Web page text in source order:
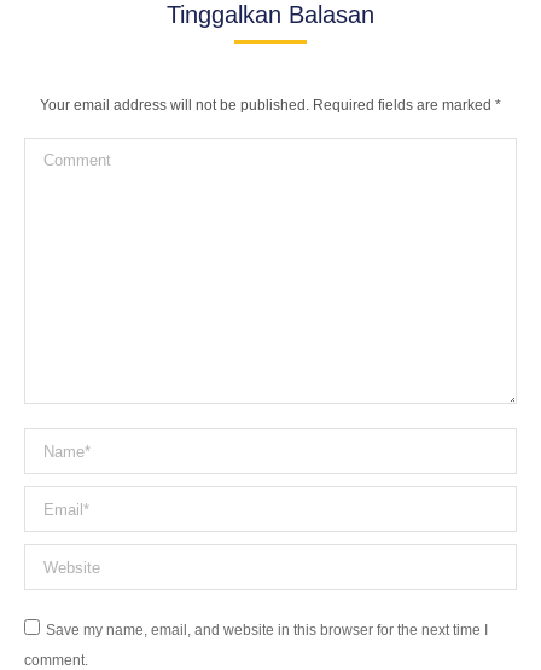
Tinggalkan Balasan
Your email address will not be published. Required fields are marked *
Comment
Name *
Email *
Website
Save my name, email, and website in this browser for the next time I
comment.